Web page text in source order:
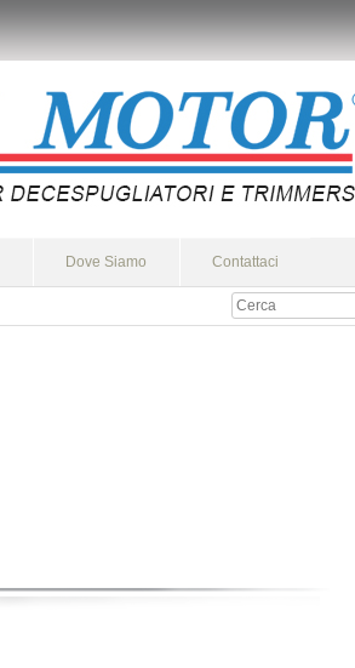
Dove Siamo Contattaci